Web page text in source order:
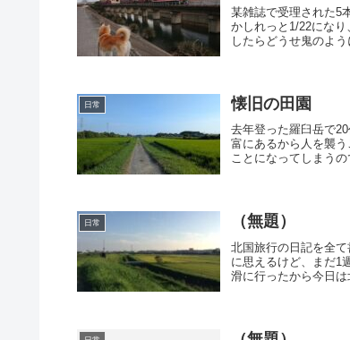
某雑誌で受理された5
かしれっと1/22にな
したらどうせ鬼のよ
日常 懐旧の田園
去年登った羅臼岳で
富にあるから人を襲
ことになってしまう
日常 （無題）
北国旅行の日記を全
に思えるけど、まだ1
滑に行ったから今日